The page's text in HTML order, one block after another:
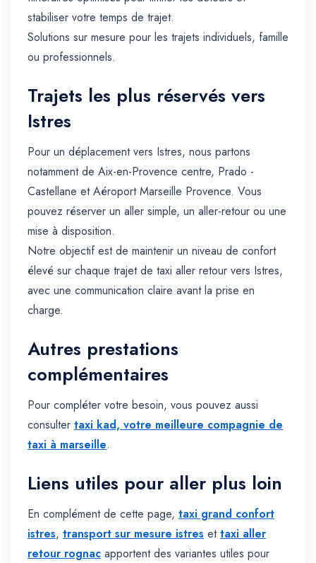
stabiliser votre temps de trajet.
Solutions sur mesure pour les trajets individuels, famille
ou professionnels.
Trajets les plus réservés vers
Istres
Pour un déplacement vers Istres, nous partons
notamment de Aix-en-Provence centre, Prado -
Castellane et Aéroport Marseille Provence. Vous
pouvez réserver un aller simple, un aller-retour ou une
mise à disposition.
Notre objectif est de maintenir un niveau de confort
élevé sur chaque trajet de taxi aller retour vers Istres,
avec une communication claire avant la prise en
charge.
Autres prestations
complémentaires
Pour compléter votre besoin, vous pouvez aussi
consulter taxi kad, votre meilleure compagnie de
taxi à marseille.
Liens utiles pour aller plus loin
En complément de cette page, taxi grand confort
istres, transport sur mesure istres ettaxi aller
retour rognac apportent des variantes utiles pour